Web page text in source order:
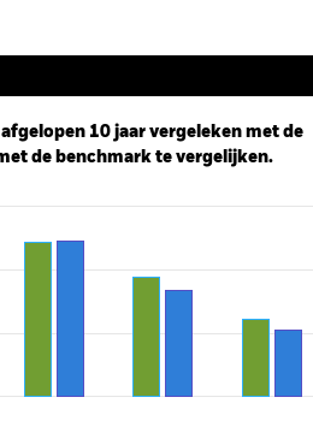
10 jaar vergeleken met de
de benchmark te vergelijken.